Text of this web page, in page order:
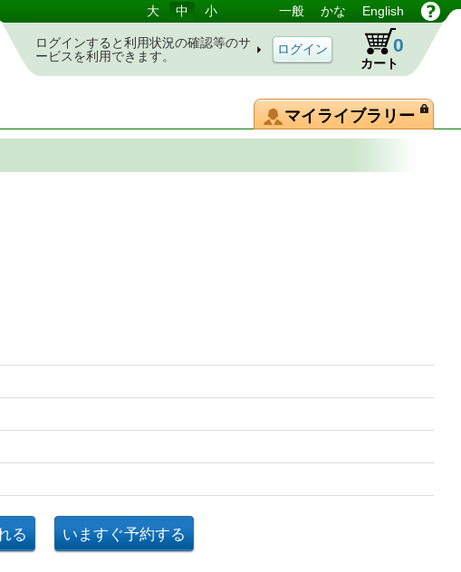
大 中 小 一般 かな English
ログインすると利用状況の確認等のサ
ービスを利用できます。
カート
0
マイライブラリー